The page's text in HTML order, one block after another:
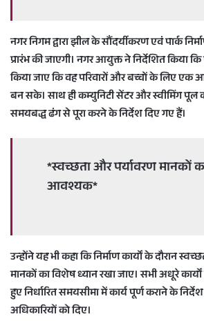
नगर निगम द्वारा झील के सौंदर्यीकरण एवं पार्क
प्रारंभ की जाएगी। नगर आयुक्त ने निर्देशित किया कि
किया जाए कि वह परिवारों और बच्चों के लिए एक
बन सके। साथ ही कम्युनिटी सेंटर और स्वीमिंग पूल
समयबद्ध ढंग से पूरा करने के निर्देश दिए गए हैं।
*स्वच्छता और पर्यावरण मानकों
आवश्यक*
उन्होंने यह भी कहा कि निर्माण कार्यों के दौरान
मानकों का विशेष ध्यान रखा जाए। सभी अधूरे
हुए निर्धारित समयसीमा में कार्य पूर्ण कराने के
अधिकारियों को दिए।